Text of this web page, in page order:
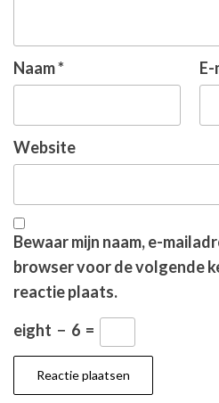
Naam* E-
Website
Bewaar mijn naam, e-
browser voor de volgende
reactie plaats.
eight − 6 =